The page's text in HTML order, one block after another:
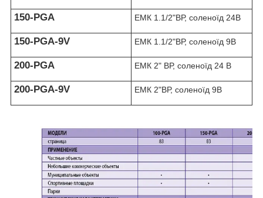
150-PGA ЕМК 1.1/2"ВР, соленоїд 24В
150-PGA-9V ЕМК 1.1/2"ВР, соленоїд 9В
200-PGA ЕМК 2" ВР, соленоїд 24 В
200-PGA-9V ЕМК 2"ВР, соленоїд 9В